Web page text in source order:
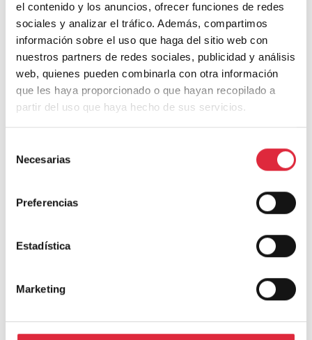
el contenido y los anuncios, ofrecer funciones de redes
sociales y analizar el tráfico. Además, compartimos
información sobre el uso que haga del sitio web con
nuestros partners de redes sociales, publicidad y análisis
web, quienes pueden combinarla con otra información
que les haya proporcionado o que hayan recopilado a
partir del uso que haya hecho de sus servicios.
Necesarias
Preferencias
Estadística
Marketing
Correo electrónico